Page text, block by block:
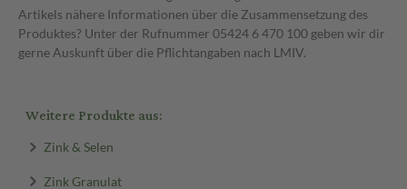
Artikels nähere Informationen über die Zusammensetzung des
Produktes? Unter der Rufnummer 05424 6 470 100 geben wir dir
gerne Auskunft über die Pflichtangaben nach LMIV.
Weitere Produkte aus:
Zink & Selen
Zink Granulat